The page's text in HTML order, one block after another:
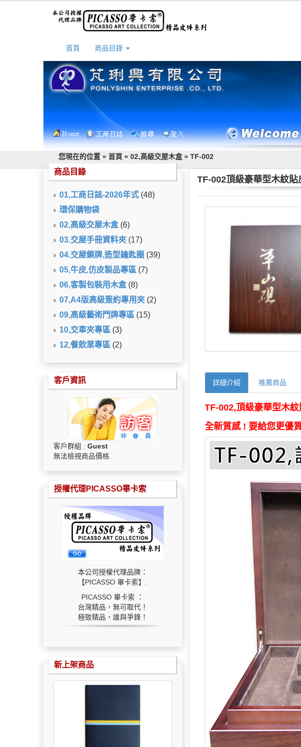
首頁 商品目錄
您現在的位置 » 首頁 » 02,高級交屋木盒» TF-002
商品目錄
01,工商日誌-2026年式 (48)
環保購物袋
02,高級交屋木盒(6)
03.交屋手冊資料夾 (17)
04.交屋鎖牌,造型鑰匙圈 (39)
05,牛皮,仿皮製品專區 (7)
06,客製包裝用木盒(8)
07,A4版高級簽約專用夾 (2)
09,高級藝術門牌專區 (15)
10,交車夾專區 (3)
12,餐飲業專區 (2)
客戶資訊
客戶群組 : Guest
無法檢視商品價格.
授權代理PICASSO畢卡索
本公司授權代理品牌：
【PICASSO 畢卡索】.
PICASSO 畢卡索 ：
台灣精品，無可取代！
極致精品，誰與爭鋒！
新上架商品
TF-002頂級豪華型木紋貼
詳細介紹 推薦商品
TF-002,頂級豪華型木
全新質感 ! 要給您更優